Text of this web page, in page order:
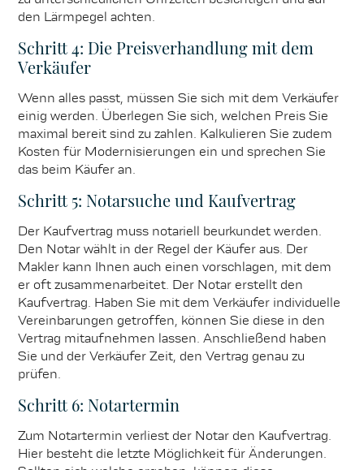
den Lärmpegel achten.
Schritt 4: Die Preisverhandlung mit dem
Verkäufer
Wenn alles passt, müssen Sie sich mit dem Verkäufer
einig werden. Überlegen Sie sich, welchen Preis Sie
maximal bereit sind zu zahlen. Kalkulieren Sie zudem
Kosten für Modernisierungen ein und sprechen Sie
das beim Käufer an.
Schritt 5: Notarsuche und Kaufvertrag
Der Kaufvertrag muss notariell beurkundet werden.
Den Notar wählt in der Regel der Käufer aus. Der
Makler kann Ihnen auch einen vorschlagen, mit dem
er oft zusammenarbeitet. Der Notar erstellt den
Kaufvertrag. Haben Sie mit dem Verkäufer individuelle
Vereinbarungen getroffen, können Sie diese in den
Vertrag mitaufnehmen lassen. Anschließend haben
Sie und der Verkäufer Zeit, den Vertrag genau zu
prüfen.
Schritt 6: Notartermin
Zum Notartermin verliest der Notar den Kaufvertrag.
Hier besteht die letzte Möglichkeit für Änderungen.